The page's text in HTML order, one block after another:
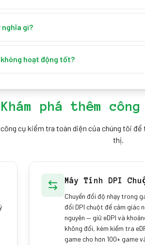
lên và xuống trong vùng kiểm tra. Công
suất cuộn theo thời gian thực.
nghĩa gì?
mỗi giây (px/s). Giá trị cao hơn nghĩa là
hoạt động tốt?
bạn khoanh vùng vấn đề.
Khám phá thêm
cụ kiểm tra toàn diện của chúng tôi
thị.
Máy Tính DPI
Chuyển đổi độ nhạy trong
đổi DPI chuột để cảm giác
nguyên — giữ eDPI và
không đổi, kèm kiểm tra
game cho hơn 100+ game